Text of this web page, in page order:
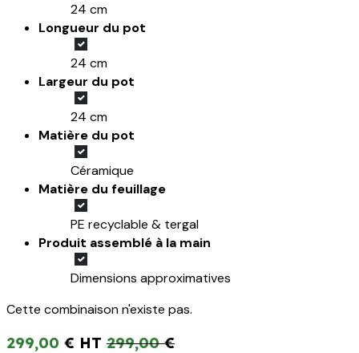
24 cm
Longueur du pot
24 cm
Largeur du pot
24 cm
Matière du pot
Céramique
Matière du feuillage
PE recyclable & tergal
Produit assemblé à la main
Dimensions approximatives
Cette combinaison n'existe pas.
299,00 € 299,00€